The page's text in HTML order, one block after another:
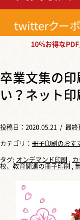
10%お得な
卒業文集の
い？ネット印
投稿日： 2020.05.21 / 最終
カテゴリ： 冊子印刷のおす
タグ: オンデマンド印刷 カ
校、教育関連の冊子印刷